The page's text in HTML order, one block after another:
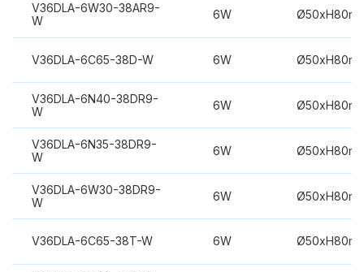
V36DLA-6W30-38AR9-
W
6W
V36DLA-6C65-38D-W 6W
V36DLA-6N40-38DR9-
W
6W
V36DLA-6N35-38DR9-
W
6W
V36DLA-6W30-38DR9-
W
6W
V36DLA-6C65-38T-W 6W